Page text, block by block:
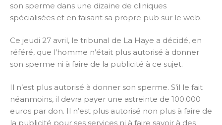
son sperme dans une dizaine de cliniques
spécialisées et en faisant sa propre pub sur le web.
Ce jeudi 27 avril, le tribunal de La Haye a décidé, en
référé, que l’homme n’était plus autorisé à donner
son sperme ni à faire de la publicité à ce sujet.
Il n’est plus autorisé à donner son sperme. S’il le fait
néanmoins, il devra payer une astreinte de 100.000
euros par don. Il n’est plus autorisé non plus à faire de
la publicité pour ses services ni à faire savoir à des